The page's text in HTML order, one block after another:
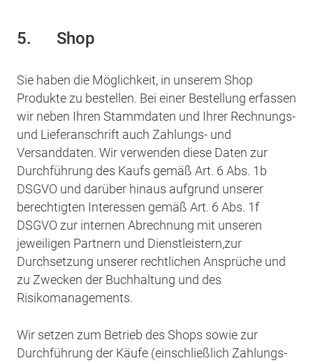
5. Shop
Sie haben die Möglichkeit, in unserem Shop
Produkte zu bestellen. Bei einer Bestellung erfassen
wir neben Ihren Stammdaten und Ihrer Rechnungs-
und Lieferanschrift auch Zahlungs- und
Versanddaten. Wir verwenden diese Daten zur
Durchführung des Kaufs gemäß Art. 6 Abs. 1b
DSGVO und darüber hinaus aufgrund unserer
berechtigten Interessen gemäß Art. 6 Abs. 1f
DSGVO zur internen Abrechnung mit unseren
jeweiligen Partnern und Dienstleistern,zur
Durchsetzung unserer rechtlichen Ansprüche und
zu Zwecken der Buchhaltung und des
Risikomanagements.
Wir setzen zum Betrieb des Shops sowie zur
Durchführung der Käufe (einschließlich Zahlungs-